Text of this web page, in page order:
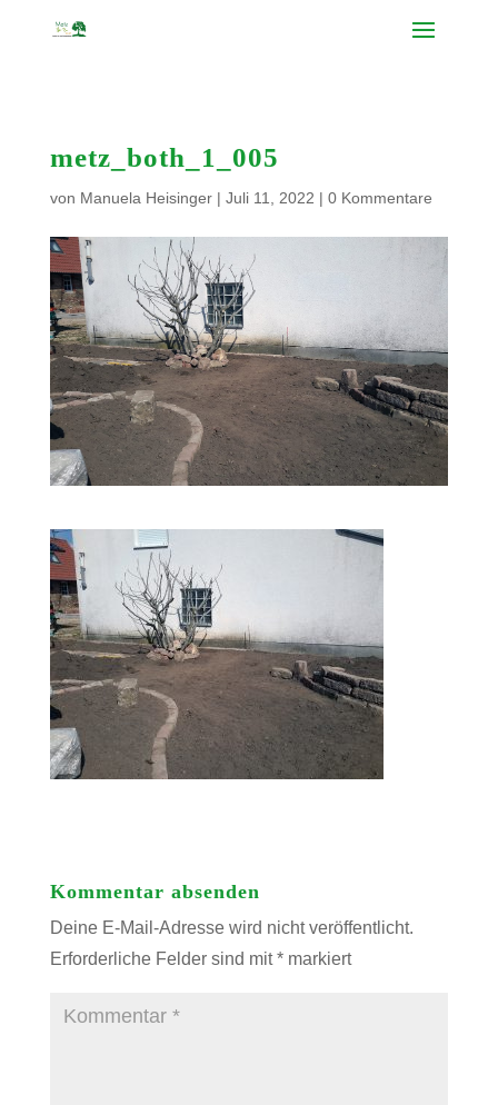
metz_both_1_005
von Manuela Heisinger| Juli 11, 2022 | 0 Kommentare
Kommentar absenden
Deine E-Mail-Adresse wird nicht veröffentlicht.
Erforderliche Felder sind mit*markiert